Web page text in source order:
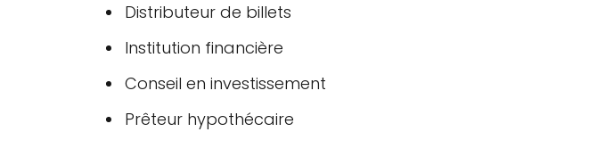
Distributeur de billets
Institution financière
Conseil en investissement
Prêteur hypothécaire